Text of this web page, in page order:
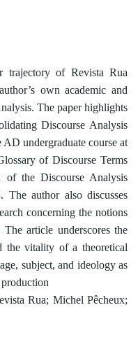
trajectory of Revista Rua
own academic and
The paper highlights
Discourse Analysis
undergraduate course at
of Discourse Terms
of the Discourse Analysis
The author also discusses
concerning the notions
article underscores the
the vitality of a theoretical
subject, and ideology as
Rua; Michel Pêcheux;